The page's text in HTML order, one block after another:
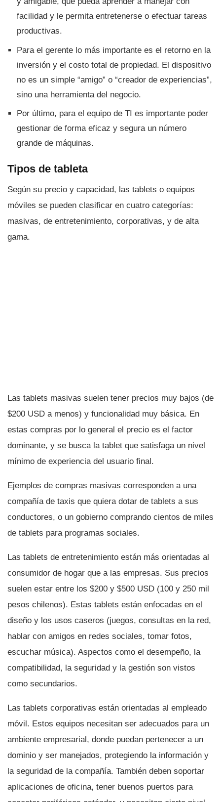
facilidad y le permita entretenerse o efectuar tareas
productivas.
Para el gerente lo más importante es el retorno en la
inversión y el costo total de propiedad. El dispositivo
no es un simple “amigo” o “creador de experiencias”,
sino una herramienta del negocio.
Por último, para el equipo de TI es importante poder
gestionar de forma eficaz y segura un número
grande de máquinas.
Tipos de tableta
Según su precio y capacidad, las tablets o equipos
móviles se pueden clasificar en cuatro categorí­as:
masivas, de entretenimiento, corporativas, y de alta
gama.
Las tablets masivas suelen tener precios muy bajos (de
$200 USD a menos) y funcionalidad muy básica. En
estas compras por lo general el precio es el factor
dominante, y se busca la tablet que satisfaga un nivel
mí­nimo de experiencia del usuario final.
Ejemplos de compras masivas corresponden a una
compañí­a de taxis que quiera dotar de tablets a sus
conductores, o un gobierno comprando cientos de miles
de tablets para programas sociales.
Las tablets de entretenimiento están más orientadas al
consumidor de hogar que a las empresas. Sus precios
suelen estar entre los $200 y $500 USD (100 y 250 mil
pesos chilenos). Estas tablets están enfocadas en el
diseño y los usos caseros (juegos, consultas en la red,
hablar con amigos en redes sociales, tomar fotos,
escuchar música). Aspectos como el desempeño, la
compatibilidad, la seguridad y la gestión son vistos
como secundarios.
Las tablets corporativas están orientadas al empleado
móvil. Estos equipos necesitan ser adecuados para un
ambiente empresarial, donde puedan pertenecer a un
dominio y ser manejados, protegiendo la información y
la seguridad de la compañí­a. También deben soportar
aplicaciones de oficina, tener buenos puertos para